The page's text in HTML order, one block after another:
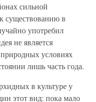
сильной
существованию в
употребил
не является
условиях
лишь часть года.
в культуре у
этот вид: пока мало